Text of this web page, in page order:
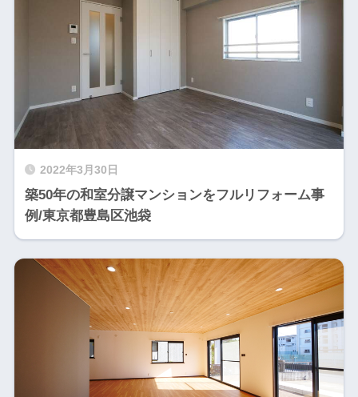
2022年3月30日
築50年の和室分譲マンションをフルリフォーム事
例/東京都豊島区池袋